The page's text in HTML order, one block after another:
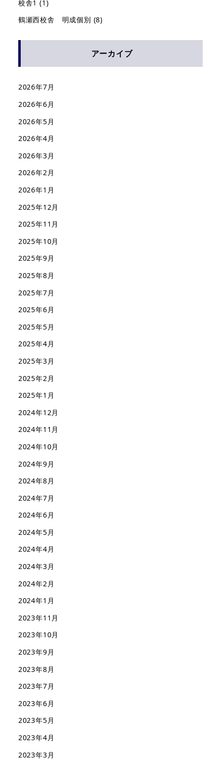
校舎1 (1)
鶴瀬西校舎 明成個別 (8)
アーカイブ
2026年7月
2026年6月
2026年5月
2026年4月
2026年3月
2026年2月
2026年1月
2025年12月
2025年11月
2025年10月
2025年9月
2025年8月
2025年7月
2025年6月
2025年5月
2025年4月
2025年3月
2025年2月
2025年1月
2024年12月
2024年11月
2024年10月
2024年9月
2024年8月
2024年7月
2024年6月
2024年5月
2024年4月
2024年3月
2024年2月
2024年1月
2023年11月
2023年10月
2023年9月
2023年8月
2023年7月
2023年6月
2023年5月
2023年4月
2023年3月